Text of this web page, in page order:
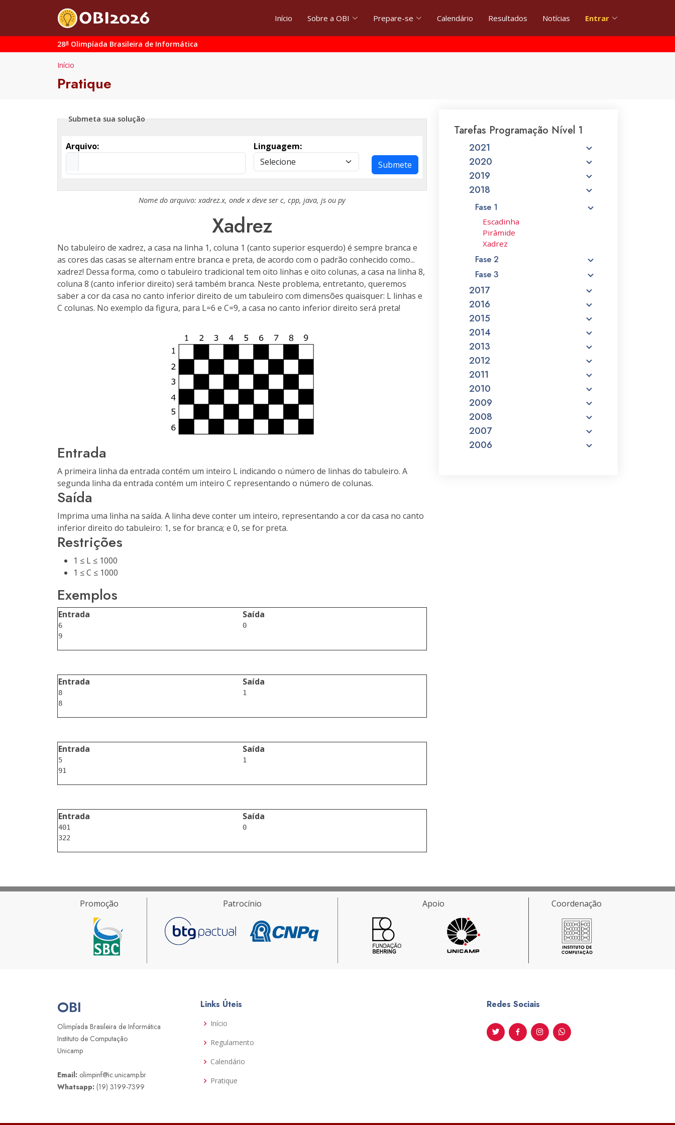
Início Sobre a OBI Prepare-se Calendário Resultados Notícias Entrar
28a Olimpíada Brasileira de Informática
Início
Pratique
Submeta sua solução
Arquivo:
Linguagem:
Submete
Nome do arquivo:xadrez.x, ondex deve ser c, cpp, java, js ou py
Xadrez
No tabuleiro de xadrez, a casa na linha 1, coluna 1 (canto superior esquerdo) é sempre branca e
as cores das casas se alternam entre branca e preta, de acordo com o padrão conhecido como...
xadrez! Dessa forma, como o tabuleiro tradicional tem oito linhas e oito colunas, a casa na linha 8,
coluna 8 (canto inferior direito) será também branca. Neste problema, entretanto, queremos
saber a cor da casa no canto inferior direito de um tabuleiro com dimensões quaisquer: L linhas e
C colunas. No exemplo da figura, para L=6 e C=9, a casa no canto inferior direito será preta!
Entrada
A primeira linha da entrada contém um inteiro L indicando o número de linhas do tabuleiro. A
segunda linha da entrada contém um inteiro C representando o número de colunas.
Saída
Imprima uma linha na saída. A linha deve conter um inteiro, representando a cor da casa no canto
inferior direito do tabuleiro: 1, se for branca; e 0, se for preta.
Restrições
1 ≤ L ≤ 1000
1 ≤ C ≤ 1000
Exemplos
Entrada
6
Saída
0
Entrada
8
Saída
1
Entrada
5
Saída
1
Entrada
401
Saída
0
Tarefas Programação Nível 1
2021
2020
2019
2018
Fase 1
Escadinha
Pirâmide
Xadrez
Fase 2
Fase 3
2017
2016
2015
2014
2013
2012
2011
2010
2009
2008
2007
2006
Promoção Patrocínio Apoio Coordenação
OBI
Olimpíada Brasileira de Informática
Instituto de Computação
Unicamp
Email: olimpinf@ic.unicamp.br
Whatsapp: (19) 3199-7399
Links Úteis
Início
Regulamento
Calendário
Pratique
Redes Sociais